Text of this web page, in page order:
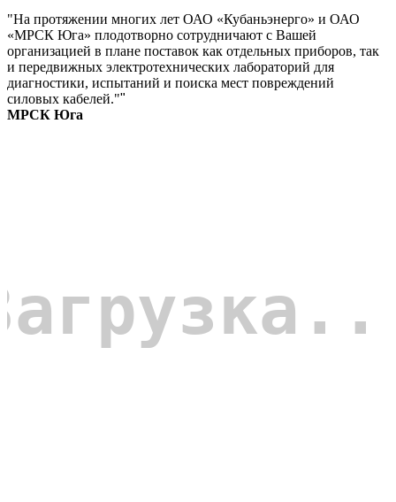
"На протяжении многих лет ОАО «Кубаньэнерго» и ОАО
«МРСК Юга» плодотворно сотрудничают с Вашей
организацией в плане поставок как отдельных приборов, так
и передвижных электротехнических лабораторий для
диагностики, испытаний и поиска мест повреждений
силовых кабелей.""
МРСК Юга